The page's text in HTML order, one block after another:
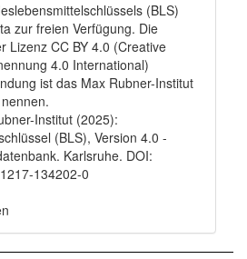
(BLS)
zur freien Verfügung. Die
Lizenz CC BY 4.0 (Creative
4.0 International)
ist das Max Rubner-Institut
Institut (2025):
(BLS), Version 4.0 -
Karlsruhe. DOI:
134202-0